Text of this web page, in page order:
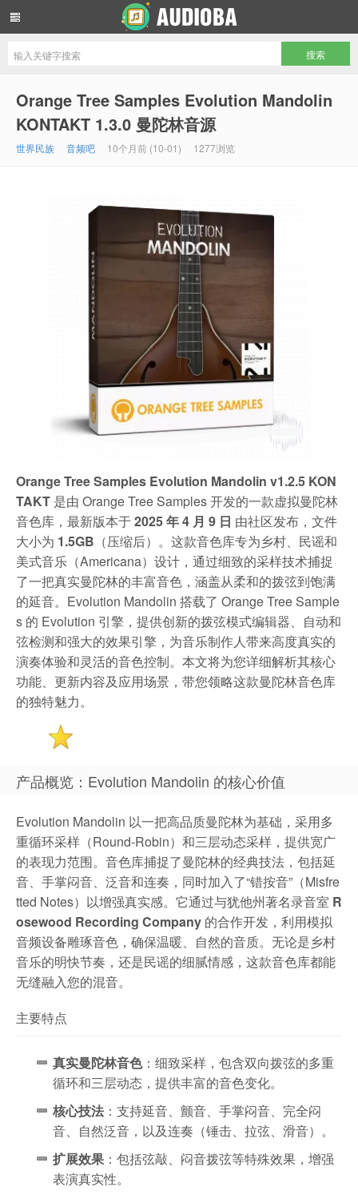
Orange Tree Samples Evolution Mandolin
KONTAKT 1.3.0 曼陀林音源
世界民族 音频吧 10个月前 (10-01) 1277浏览
Orange Tree Samples Evolution Mandolin v1.2.5 KON
TAKT 是由 Orange Tree Samples 开发的一款虚拟曼陀林
音色库，最新版本于2025 年 4 月 9 日 由社区发布，文件
大小为 1.5GB （压缩后）。这款音色库专为乡村、民谣和
美式音乐（Americana）设计，通过细致的采样技术捕捉
了一把真实曼陀林的丰富音色，涵盖从柔和的拨弦到饱满
的延音。Evolution Mandolin 搭载了 Orange Tree Sample
s 的 Evolution 引擎，提供创新的拨弦模式编辑器、自动和
弦检测和强大的效果引擎，为音乐制作人带来高度真实的
演奏体验和灵活的音色控制。本文将为您详细解析其核心
功能、更新内容及应用场景，带您领略这款曼陀林音色库
的独特魅力。
产品概览：Evolution Mandolin 的核心价值
Evolution Mandolin 以一把高品质曼陀林为基础，采用多
重循环采样（Round-Robin）和三层动态采样，提供宽广
的表现力范围。音色库捕捉了曼陀林的经典技法，包括延
音、手掌闷音、泛音和连奏，同时加入了“错按音”（Misfre
tted Notes）以增强真实感。它通过与犹他州著名录音室 R
osewood Recording Company 的合作开发，利用模拟
音频设备雕琢音色，确保温暖、自然的音质。无论是乡村
音乐的明快节奏，还是民谣的细腻情感，这款音色库都能
无缝融入您的混音。
主要特点
真实曼陀林音色：细致采样，包含双向拨弦的多重
循环和三层动态，提供丰富的音色变化。
核心技法 ：支持延音、颤音、手掌闷音、完全闷
音、自然泛音，以及连奏（锤击、拉弦、滑音）。
扩展效果 ：包括弦敲、闷音拨弦等特殊效果，增强
表演真实性。